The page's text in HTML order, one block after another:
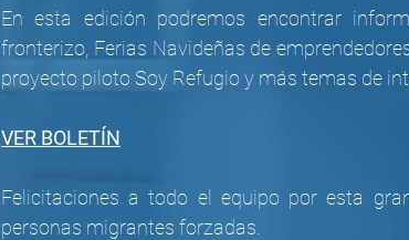
En esta edición podremos encontrar
fronterizo, Ferias Navideñas de
proyecto piloto Soy Refugio y más temas de
VER BOLETÍN
Felicitaciones a todo el equipo por esta
personas migrantes forzadas.